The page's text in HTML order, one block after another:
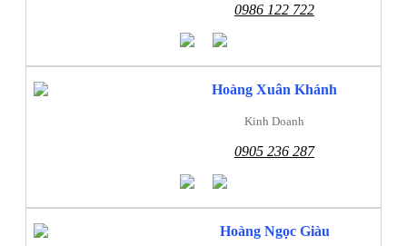
0986 122 722
Hoàng Xuân Khánh
Kinh Doanh
0905 236 287
Hoàng Ngọc Giàu